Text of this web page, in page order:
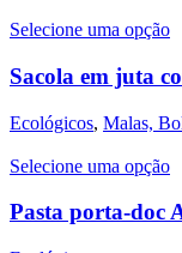
Selecione uma opção
Sacola em juta
Ecológicos, Malas,
Selecione uma opção
Pasta porta-doc